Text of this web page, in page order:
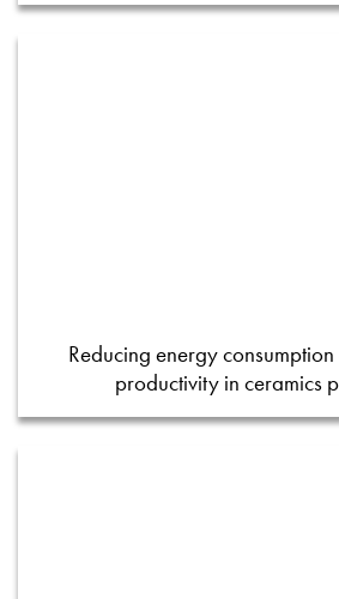
Reducing energy
productivity in ceramics